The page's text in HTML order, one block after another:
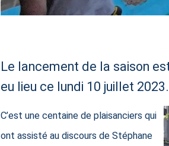
Le lancement de la saison
eu lieu ce lundi 10 juillet 2023.
C’est une centaine de plaisanciers qui
ont assisté au discours de Stéphane